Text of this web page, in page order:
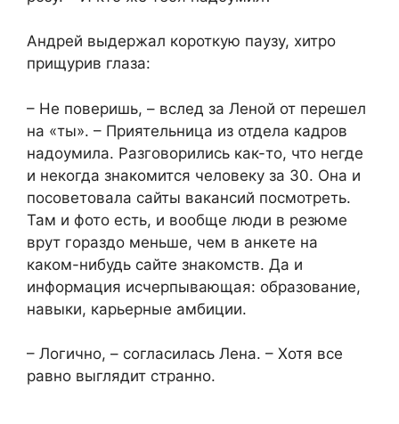
Андрей выдержал короткую паузу, хитро
прищурив глаза:
– Не поверишь, – вслед за Леной от перешел
на «ты». – Приятельница из отдела кадров
надоумила. Разговорились как-то, что негде
и некогда знакомится человеку за 30. Она и
посоветовала сайты вакансий посмотреть.
Там и фото есть, и вообще люди в резюме
врут гораздо меньше, чем в анкете на
каком-нибудь сайте знакомств. Да и
информация исчерпывающая: образование,
навыки, карьерные амбиции.
– Логично, – согласилась Лена. – Хотя все
равно выглядит странно.